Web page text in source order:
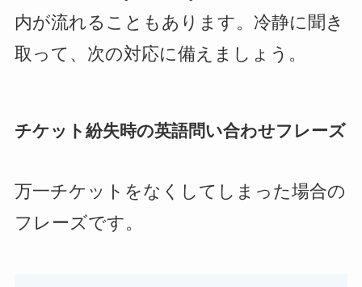
内が流れることもあります。冷静に聞き
取って、次の対応に備えましょう。
チケット紛失時の英語問い合わせフレーズ
万一チケットをなくしてしまった場合の
フレーズです。